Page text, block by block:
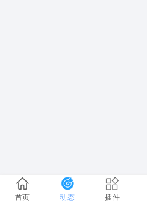
首页 动态 插件